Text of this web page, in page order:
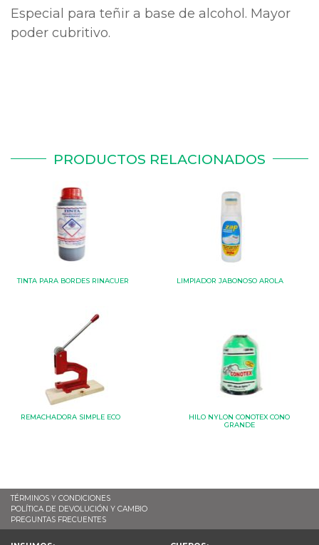
INSTANTANEA
RINACUER
Especial para teñir a base de alcohol. Mayor
poder cubritivo.
PRODUCTOS RELACIONADOS
TINTA PARA BORDES RINACUER LIMPIADOR JABONOSO AROLA
REMACHADORA SIMPLE ECO
HILO NYLON CONOTEX CONO
GRANDE
TÉRMINOS Y CONDICIONES
POLÍTICA DE DEVOLUCIÓN Y CAMBIO
PREGUNTAS FRECUENTES